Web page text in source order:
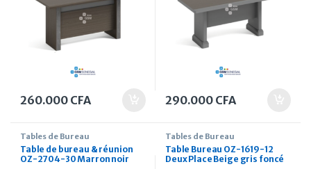
260.000 CFA 290.000 CFA
Tables de Bureau
Table de bureau & réunion
OZ-2704-30 Marron noir
Tables de Bureau
Table Bureau OZ-1619-12
Deux Place Beige gris foncé